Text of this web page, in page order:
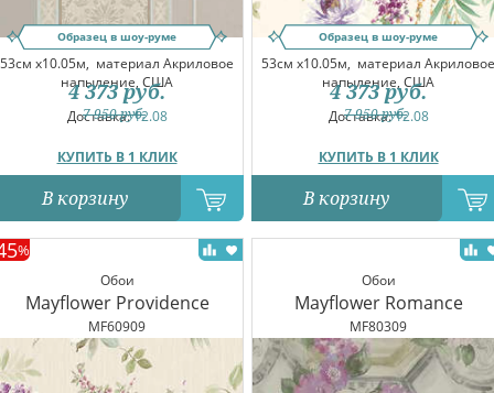
Образец в шоу-руме
53см x10.05м, материал Акриловое
напыление, США
Доставка:12.08
КУПИТЬ В 1 КЛИК
7 950руб.
4 373 руб.
В корзину
Образец в шоу-руме
53см x10.05м, материал Акриловое
напыление, США
Доставка:12.08
КУПИТЬ В 1 КЛИК
7 950руб.
4 373 руб.
В корзину
Обои
Mayflower Providence
MF60909
%
Обои
Mayflower Romance
MF80309